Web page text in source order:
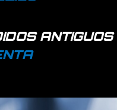
ANTIGUOS